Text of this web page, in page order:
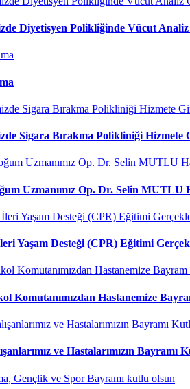
Diyetisyen Polikliğinde Vücut Analiz
Sigara Bırakma Polikliniği Hizmete
Uzmanımız Op. Dr. Selin MUTLU
Yaşam Desteği (CPR) Eğitimi
Komutanımızdan Hastanemize
ve Hastalarımızın Bayramı